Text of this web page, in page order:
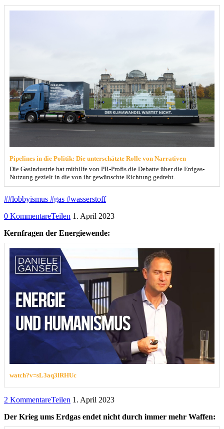
Pipelines in die Politik: Die unterschätzte Rolle von Narrativen
Die Gasindustrie hat mithilfe von PR-Profis die Debatte über die Erdgas-
Nutzung gezielt in die von ihr gewünschte Richtung gedreht.
##lobbyismus #gas #wasserstoff
0 KommentareTeilen 1. April 2023
Kernfragen der Energiewende:
watch?v=sL3aq3lRHUc
2 KommentareTeilen 1. April 2023
Der Krieg ums Erdgas endet nicht durch immer mehr Waffen: